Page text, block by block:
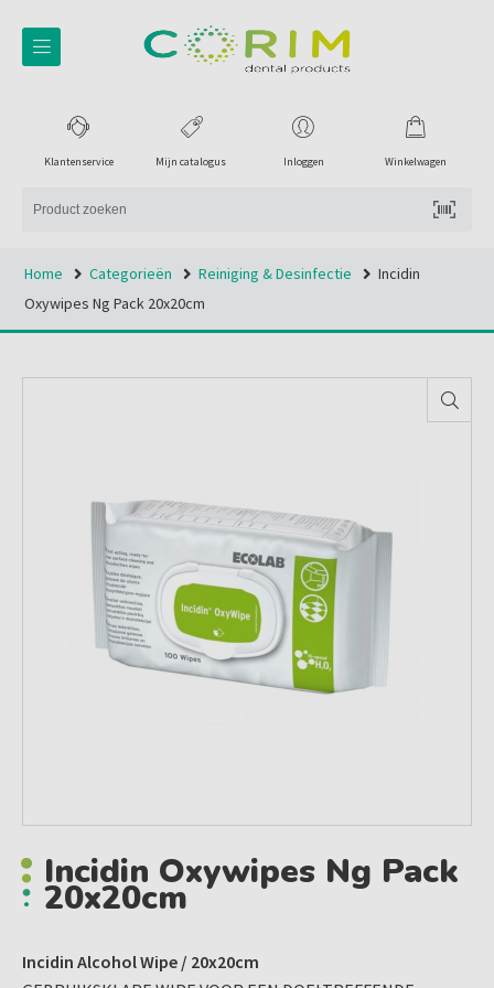
Winkelwagen
Inloggen
Mijn catalogus
Klantenservice
Home Categorieën Reiniging & Desinfectie
Incidin
Oxywipes Ng Pack 20x20cm
Incidin Oxywipes Ng Pack
20x20cm
Incidin Alcohol Wipe / 20x20cm